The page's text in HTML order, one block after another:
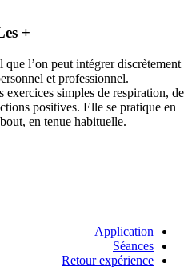
+
que l’on peut intégrer discrètement
et professionnel.
exercices simples de respiration, de
positives. Elle se pratique en
en tenue habituelle.
Application
Séances
Retour expérience